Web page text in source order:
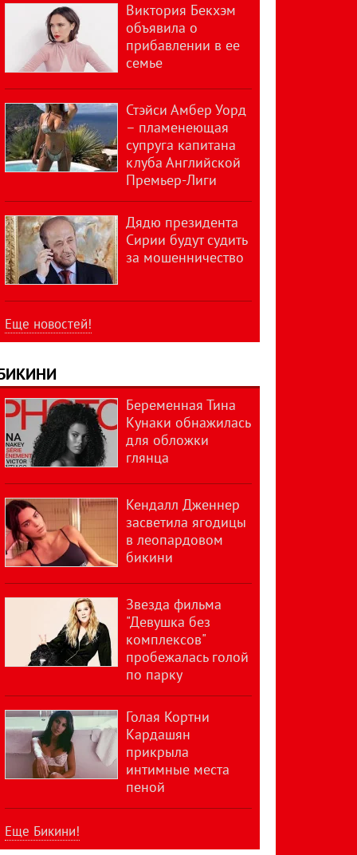
Виктория Бекхэм
объявила о
прибавлении в ее
семье
Стэйси Амбер Уорд
– пламенеющая
супруга капитана
клуба Английской
Премьер-Лиги
Дядю президента
Сирии будут судить
за мошенничество
Еще новостей!
Беременная Тина
Кунаки обнажилась
для обложки
глянца
Кендалл Дженнер
засветила ягодицы
в леопардовом
бикини
Звезда фильма
"Девушка без
комплексов"
пробежалась голой
по парку
Голая Кортни
Кардашян
прикрыла
интимные места
пеной
Еще Бикини!